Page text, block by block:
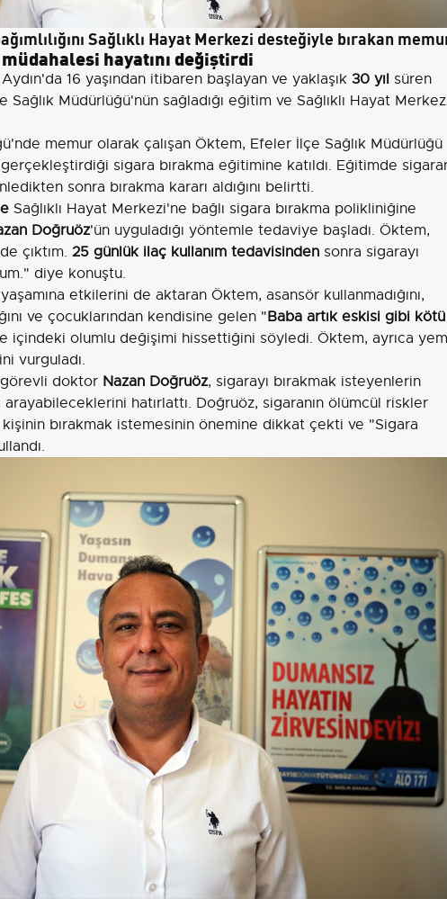
Sağlıklı Hayat Merkezi desteğiyle bırakan
hayatını değiştirdi
16 yaşından itibaren başlayan ve yaklaşık 30 yıl süren
Sağlık Müdürlüğü'nün sağladığı eğitim ve Sağlıklı Hayat
memur olarak çalışan Öktem, Efeler İlçe Sağlık Müdürlüğü
sigara bırakma eğitimine katıldı. Eğitimde
sonra bırakma kararı aldığını belirtti.
Sağlıklı Hayat Merkezi'ne bağlı sigara bırakma polikliniğine
Doğruöz'ün uyguladığı yöntemle tedaviye başladı. Öktem,
çıktım. 25 günlük ilaç kullanım tedavisinden sonra sigarayı
diye konuştu.
etkilerini de aktaran Öktem, asansör kullanmadığını,
ve çocuklarından kendisine gelen "Baba artık eskisi gibi kötü
içindeki olumlu değişimi hissettiğini söyledi. Öktem, ayrıca
vurguladı.
görevli doktor Nazan Doğruöz, sigarayı bırakmak isteyenlerin
arayabileceklerini hatırlattı. Doğruöz, sigaranın ölümcül riskler
kişinin bırakmak istemesinin önemine dikkat çekti ve "Sigara